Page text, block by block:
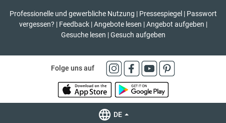
Professionelle und gewerbliche Nutzung | Pressespiegel | Passwort
vergessen? | Feedback | Angebote lesen | Angebot aufgeben |
Gesuche lesen | Gesuch aufgeben
Folge uns auf
DE